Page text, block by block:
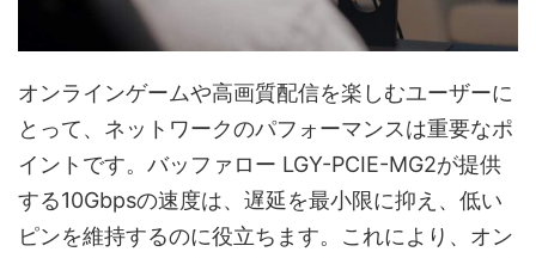
オンラインゲームや高画質配信を楽しむユーザーに
とって、ネットワークのパフォーマンスは重要なポ
イントです。バッファロー LGY-PCIE-MG2が提供
する10Gbpsの速度は、遅延を最小限に抑え、低い
ピンを維持するのに役立ちます。これにより、オン